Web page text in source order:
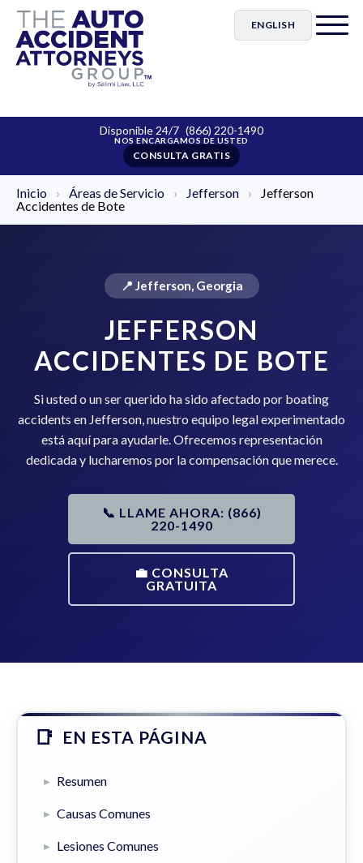
ENGLISH
Disponible 24/7 (866) 220-1490
CONSULTA GRATIS
Inicio › Áreas de Servicio › Jefferson ›
Jefferson
Accidentes de Bote
📍 Jefferson, Georgia
JEFFERSON
ACCIDENTES DE BOTE
Si usted o un ser querido ha sido afectado por boating
accidents en Jefferson, nuestro equipo legal experimentado
está aquí para ayudarle. Ofrecemos representación
dedicada y lucharemos por la compensación que merece.
📞 LLAME AHORA: (866)
220-1490
💼 CONSULTA
GRATUITA
EN ESTA PÁGINA
Resumen
Causas Comunes
Lesiones Comunes